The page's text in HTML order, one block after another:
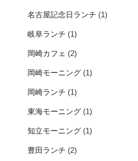
名古屋記念日ランチ (1)
岐阜ランチ (1)
岡崎カフェ (2)
岡崎モーニング (1)
岡崎ランチ (1)
東海モーニング (1)
知立モーニング (1)
豊田ランチ (2)